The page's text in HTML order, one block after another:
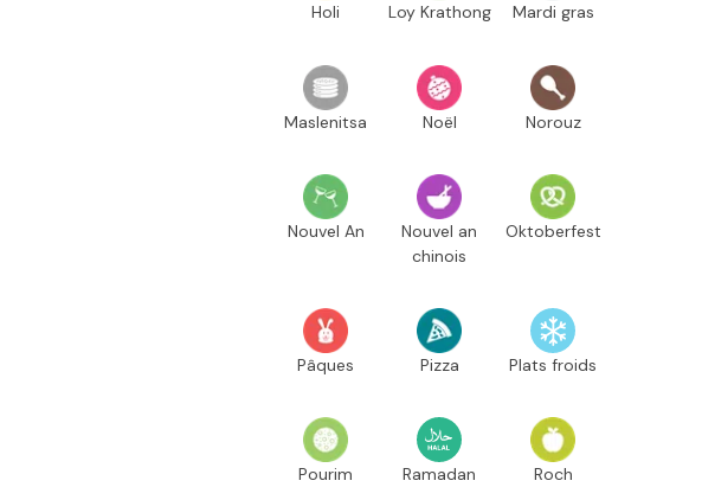
Holi Loy Krathong Mardi gras
Maslenitsa Noël Norouz
Nouvel An
Nouvel an
chinois
Oktoberfest
Pâques Pizza Plats froids
Pourim Ramadan Roch